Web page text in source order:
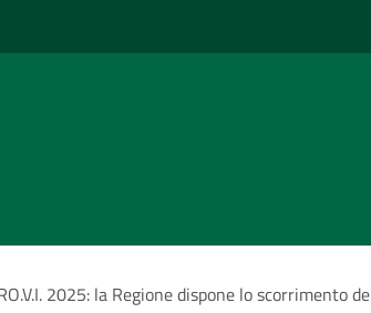
2025: la Regione dispone lo